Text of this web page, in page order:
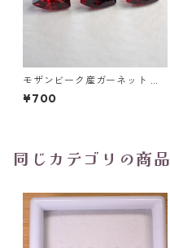
モザンビーク産ガーネット ト
リリアントカットルース 0.9ct
前後 6mm*6mm前後
¥700
同じカテゴリの商品